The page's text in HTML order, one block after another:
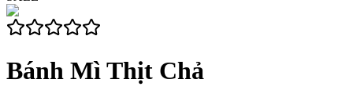
Bánh Mì Thịt Chả